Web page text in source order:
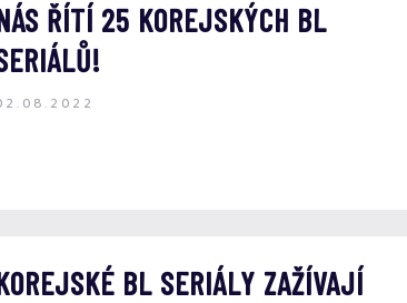
ŘÍTÍ 25 KOREJSKÝCH BL
BL SERIÁLY ZAŽÍVAJÍ